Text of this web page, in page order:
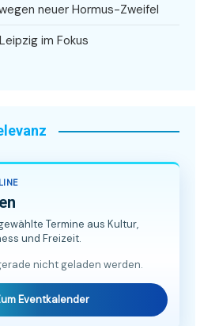
neuer Hormus-Zweifel
im Fokus
Termine aus Kultur,
und Freizeit.
nicht geladen werden.
Eventkalender